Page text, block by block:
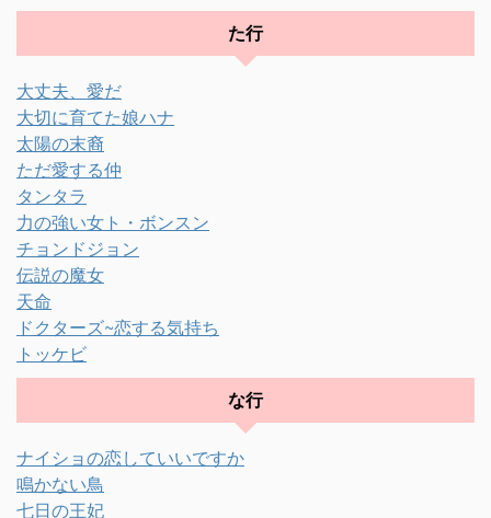
た行
大丈夫、愛だ
大切に育てた娘ハナ
太陽の末裔
ただ愛する仲
タンタラ
力の強い女ト・ボンスン
チョンドジョン
伝説の魔女
天命
ドクターズ~恋する気持ち
トッケビ
な行
ナイショの恋していいですか
鳴かない鳥
七日の王妃